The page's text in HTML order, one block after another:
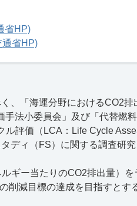
省HP)
通省HP)
、「海運分野におけるCO2排
手法小委員会」及び「代替燃
ル評価（ LCA ： Life Cycle
ディ（ FS）に関する調査研究
ギー当たりのCO2排出量）
の削減目標の達成を目指すと